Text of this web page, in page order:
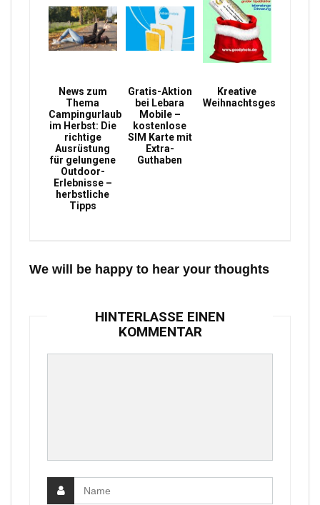
News zum
Thema
Campingurlaub
im Herbst: Die
richtige
Ausrüstung
für gelungene
Outdoor-
Erlebnisse –
herbstliche
Tipps
Gratis-Aktion
bei Lebara
Mobile –
kostenlose
SIM Karte mit
Extra-
Guthaben
Kreative
Weihnachtsgeschenke
We will be happy to hear your thoughts
HINTERLASSE EINEN
KOMMENTAR